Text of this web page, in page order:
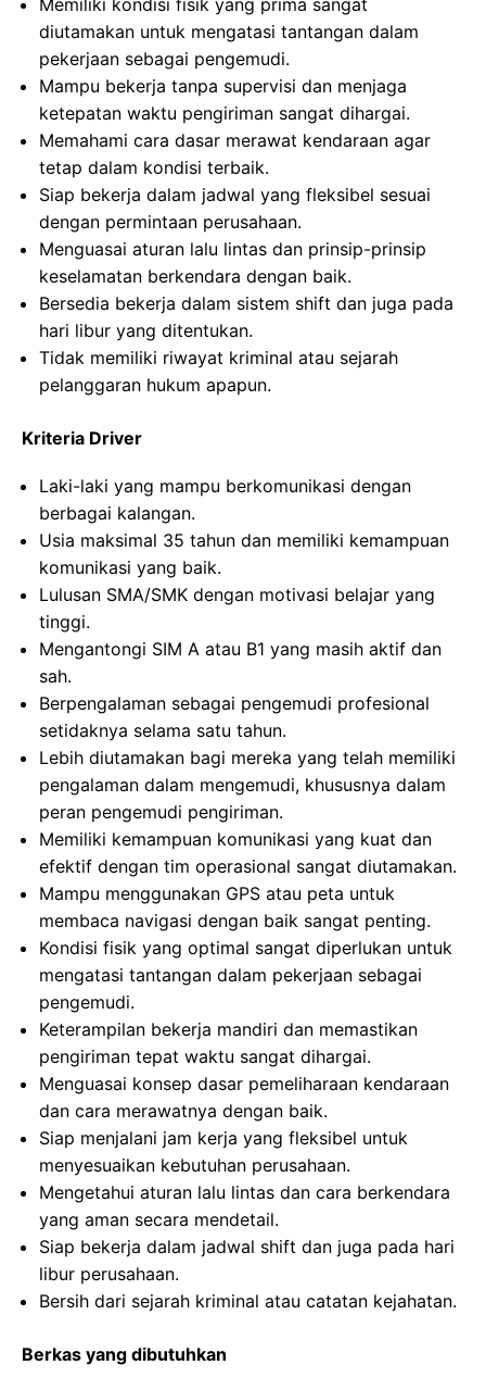
Memiliki kondisi fisik yang prima sangat
diutamakan untuk mengatasi tantangan dalam
pekerjaan sebagai pengemudi.
Mampu bekerja tanpa supervisi dan menjaga
ketepatan waktu pengiriman sangat dihargai.
Memahami cara dasar merawat kendaraan agar
tetap dalam kondisi terbaik.
Siap bekerja dalam jadwal yang fleksibel sesuai
dengan permintaan perusahaan.
Menguasai aturan lalu lintas dan prinsip-prinsip
keselamatan berkendara dengan baik.
Bersedia bekerja dalam sistem shift dan juga pada
hari libur yang ditentukan.
Tidak memiliki riwayat kriminal atau sejarah
pelanggaran hukum apapun.
Kriteria Driver
Laki-laki yang mampu berkomunikasi dengan
berbagai kalangan.
Usia maksimal 35 tahun dan memiliki kemampuan
komunikasi yang baik.
Lulusan SMA/SMK dengan motivasi belajar yang
tinggi.
Mengantongi SIM A atau B1 yang masih aktif dan
sah.
Berpengalaman sebagai pengemudi profesional
setidaknya selama satu tahun.
Lebih diutamakan bagi mereka yang telah memiliki
pengalaman dalam mengemudi, khususnya dalam
peran pengemudi pengiriman.
Memiliki kemampuan komunikasi yang kuat dan
efektif dengan tim operasional sangat diutamakan.
Mampu menggunakan GPS atau peta untuk
membaca navigasi dengan baik sangat penting.
Kondisi fisik yang optimal sangat diperlukan untuk
mengatasi tantangan dalam pekerjaan sebagai
pengemudi.
Keterampilan bekerja mandiri dan memastikan
pengiriman tepat waktu sangat dihargai.
Menguasai konsep dasar pemeliharaan kendaraan
dan cara merawatnya dengan baik.
Siap menjalani jam kerja yang fleksibel untuk
menyesuaikan kebutuhan perusahaan.
Mengetahui aturan lalu lintas dan cara berkendara
yang aman secara mendetail.
Siap bekerja dalam jadwal shift dan juga pada hari
libur perusahaan.
Bersih dari sejarah kriminal atau catatan kejahatan.
Berkas yang dibutuhkan